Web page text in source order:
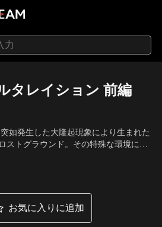
タレイション 前編
如発生した大隆起現象により生まれた
ストグラウンド。その特殊な環境に住
ルター使いの少年・カズマは、対アル
ーの隊員、劉鳳と…。
お気に入りに追加